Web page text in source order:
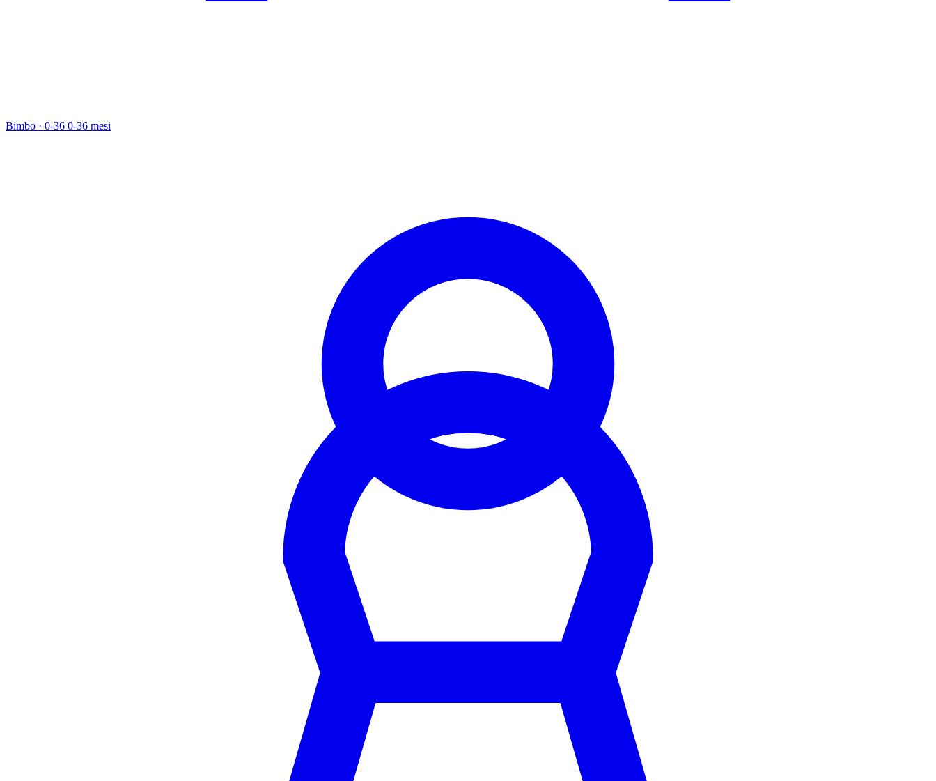
Bimbo · 0-36 0-36 mesi